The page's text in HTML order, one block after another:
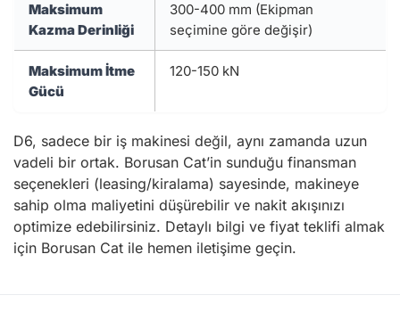
Maksimum
Kazma Derinliği
300-400 mm (Ekipman
seçimine göre değişir)
Maksimum İtme
Gücü
120-150 kN
D6, sadece bir iş makinesi değil, aynı zamanda uzun
vadeli bir ortak. Borusan Cat’in sunduğu finansman
seçenekleri (leasing/kiralama) sayesinde, makineye
sahip olma maliyetini düşürebilir ve nakit akışınızı
optimize edebilirsiniz. Detaylı bilgi ve fiyat teklifi almak
için Borusan Cat ile hemen iletişime geçin.